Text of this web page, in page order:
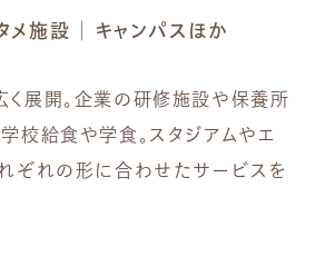
メ施設 ｜ キャンパスほか
く展開。企業の研修施設や保養所
校給食や学食。スタジアムやエ
ぞれの形に合わせたサービスを